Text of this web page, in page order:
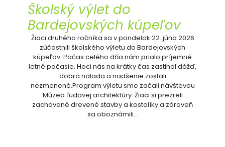
Školský výlet do
Bardejovských kúpeľov
Žiaci druhého ročníka sa v pondelok 22. júna 2026
zúčastnili školského výletu do Bardejovských
kúpeľov. Počas celého dňa nám prialo príjemné
letné počasie. Hoci nás na krátky čas zastihol dážď,
dobrá nálada a nadšenie zostali
nezmenené.Program výletu sme začali návštevou
Múzea ľudovej architektúry. Žiaci si prezreli
zachované drevené stavby a kostolíky a zároveň
sa oboznámili…